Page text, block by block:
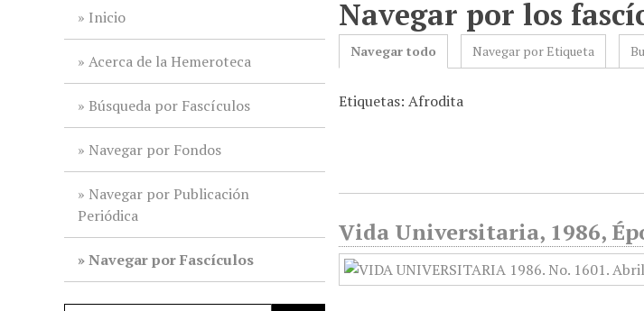
Inicio
Acerca de la Hemeroteca
Búsqueda por Fascículos
Navegar por Fondos
Navegar por Publicación
Periódica
Navegar por Fascículos
Navegar por los
Navegar todo Navegar por Etiqueta
Etiquetas: Afrodita
Vida Universitaria, 1986,